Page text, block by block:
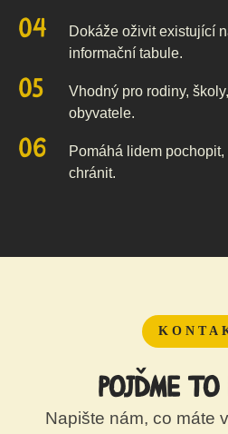
Dokáže oživit existující
informační tabule.
Vhodný pro rodiny,
obyvatele.
Pomáhá lidem
chránit.
Pojďme
Napište nám, co máte